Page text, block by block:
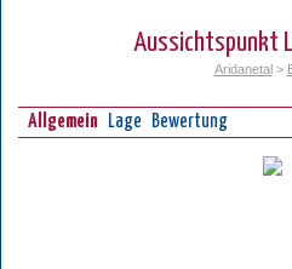
Aussichtspunkt
Aridanetal>
Allgemein Lage Bewertung